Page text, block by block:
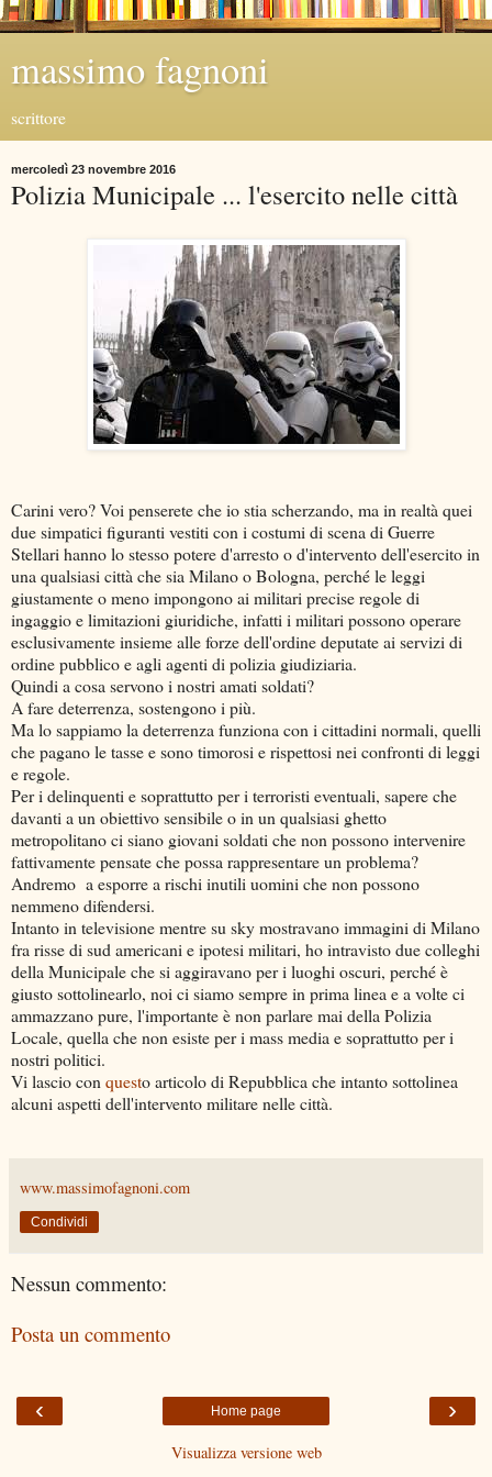
massimo fagnoni
scrittore
mercoledì 23 novembre 2016
Polizia Municipale ... l'esercito nelle città
Carini vero? Voi penserete che io stia scherzando, ma in realtà quei
due simpatici figuranti vestiti con i costumi di scena di Guerre
Stellari hanno lo stesso potere d'arresto o d'intervento dell'esercito in
una qualsiasi città che sia Milano o Bologna, perché le leggi
giustamente o meno impongono ai militari precise regole di
ingaggio e limitazioni giuridiche, infatti i militari possono operare
esclusivamente insieme alle forze dell'ordine deputate ai servizi di
ordine pubblico e agli agenti di polizia giudiziaria.
Quindi a cosa servono i nostri amati soldati?
A fare deterrenza, sostengono i più.
Ma lo sappiamo la deterrenza funziona con i cittadini normali, quelli
che pagano le tasse e sono timorosi e rispettosi nei confronti di leggi
e regole.
Per i delinquenti e soprattutto per i terroristi eventuali, sapere che
davanti a un obiettivo sensibile o in un qualsiasi ghetto
metropolitano ci siano giovani soldati che non possono intervenire
fattivamente pensate che possa rappresentare un problema?
Andremo a esporre a rischi inutili uomini che non possono
nemmeno difendersi.
Intanto in televisione mentre su sky mostravano immagini di Milano
fra risse di sud americani e ipotesi militari, ho intravisto due colleghi
della Municipale che si aggiravano per i luoghi oscuri, perché è
giusto sottolinearlo, noi ci siamo sempre in prima linea e a volte ci
ammazzano pure, l'importante è non parlare mai della Polizia
Locale, quella che non esiste per i mass media e soprattutto per i
nostri politici.
Vi lascio con questo articolo di Repubblica che intanto sottolinea
alcuni aspetti dell'intervento militare nelle città.
www.massimofagnoni.com
Condividi
Nessun commento:
Posta un commento
‹ ›
Home page
Visualizza versione web